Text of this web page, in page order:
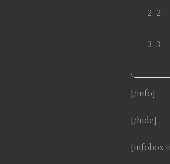
[/info]
[/hide]
[infobox